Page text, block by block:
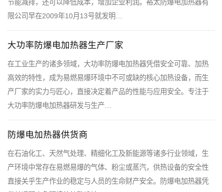
节能减排，还可以降低成本，增加企业利润。裕太防爆电加热器有
限公司早在2009年10月13号就发明…
大功率防爆电加热器生产厂家
在工业生产的诸多领域，大功率防爆电加热器凭借安全可靠、加热
高效的特性，成为易燃易爆环境中不可或缺的核心加热设备，而生
产厂家的实力与匠心，直接决定着产品的性能与应用安全。专注于
大功率防爆电加热器研发与生产…
防爆电加热器供货商
在石油化工、天然气处理、精细化工及新能源等诸多行业领域，生
产环境中常存在易燃易爆的气体、粉尘或蒸汽，供热设备的安全性
直接关乎生产作业的稳定与人员的生命财产安全。防爆电加热器凭